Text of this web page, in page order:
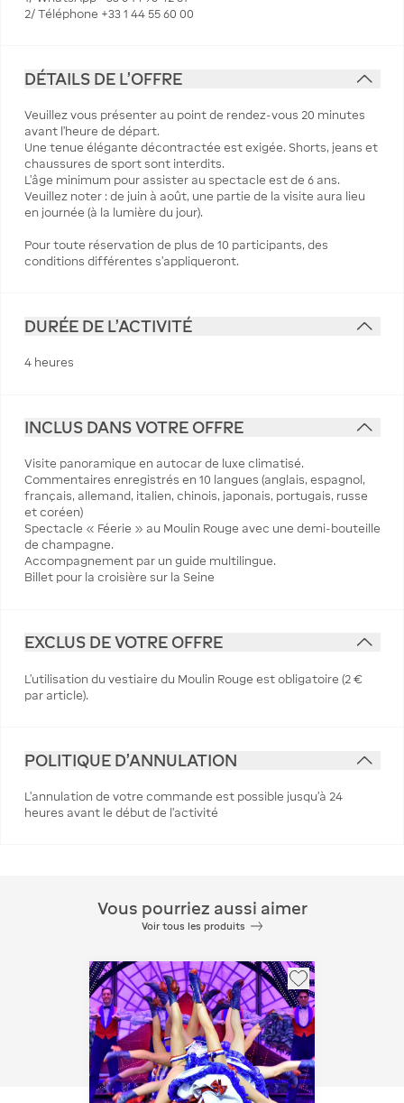
2/ Téléphone +33 1 44 55 60 00
DÉTAILS DE L'OFFRE
Veuillez vous présenter au point de rendez-vous 20 minutes
avant l’heure de départ.
Une tenue élégante décontractée est exigée. Shorts, jeans et
chaussures de sport sont interdits.
L’âge minimum pour assister au spectacle est de 6 ans.
Veuillez noter : de juin à août, une partie de la visite aura lieu
en journée (à la lumière du jour).
Pour toute réservation de plus de 10 participants, des
conditions différentes s’appliqueront.
DURÉE DE L'ACTIVITÉ
4 heures
INCLUS DANS VOTRE OFFRE
Visite panoramique en autocar de luxe climatisé.
Commentaires enregistrés en 10 langues (anglais, espagnol,
français, allemand, italien, chinois, japonais, portugais, russe
et coréen)
Spectacle « Féerie » au Moulin Rouge avec une demi-bouteille
de champagne.
Accompagnement par un guide multilingue.
Billet pour la croisière sur la Seine
EXCLUS DE VOTRE OFFRE
L’utilisation du vestiaire du Moulin Rouge est obligatoire (2 €
par article).
POLITIQUE D'ANNULATION
L’annulation de votre commande est possible jusqu’à 24
heures avant le début de l’activité
Vous pourriez aussi aimer
Voir tous les produits